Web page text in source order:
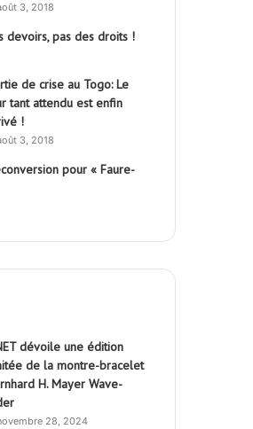
3, 2018
devoirs, pas des droits !
de crise au Togo: Le
tant attendu est enfin
!
3, 2018
pour « Faure-
dévoile une édition
de la montre-bracelet
H. Mayer Wave-
28, 2024